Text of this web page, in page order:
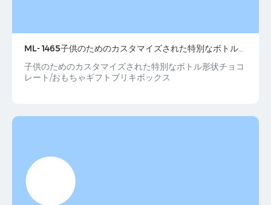
ML- 1465子供のためのカスタマイズされた特別なボトル形
状チョコレート/おもちゃギフトブリキボックス
子供のためのカスタマイズされた特別なボトル形状チョコ
レート/おもちゃギフトブリキボックス